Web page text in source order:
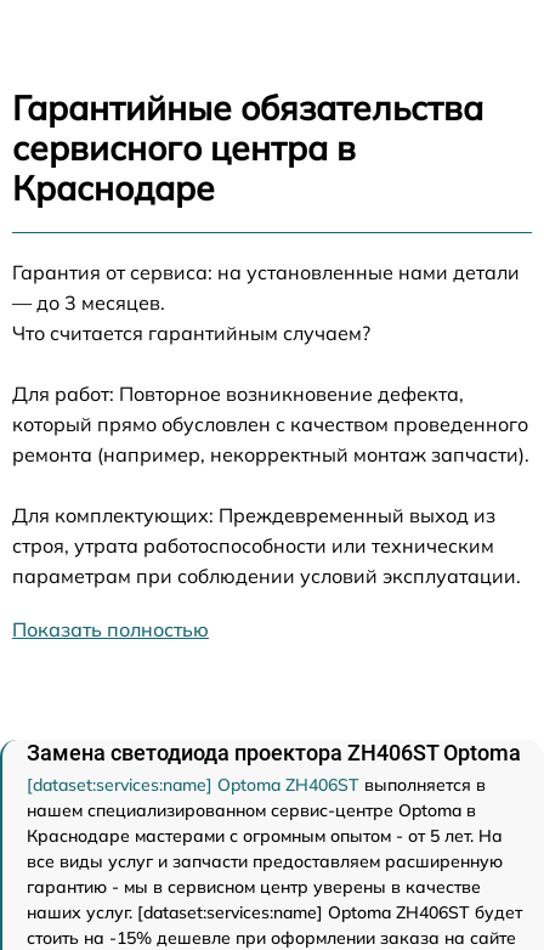
Гарантийные обязательства
сервисного центра в
Краснодаре
Гарантия от сервиса: на установленные нами детали
— до 3 месяцев.
Что считается гарантийным случаем?
Для работ: Повторное возникновение дефекта,
который прямо обусловлен с качеством проведенного
ремонта (например, некорректный монтаж запчасти).
Для комплектующих: Преждевременный выход из
строя, утрата работоспособности или техническим
параметрам при соблюдении условий эксплуатации.
Показать полностью
Замена светодиода проектора ZH406ST Optoma
[dataset:services:name] Optoma ZH406ST выполняется в
нашем специализированном сервис-центре Optoma в
Краснодаре мастерами с огромным опытом - от 5 лет. На
все виды услуг и запчасти предоставляем расширенную
гарантию - мы в сервисном центр уверены в качестве
наших услуг. [dataset:services:name] Optoma ZH406ST будет
стоить на -15% дешевле при оформлении заказа на сайте